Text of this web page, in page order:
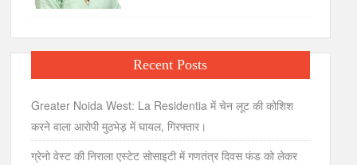
Recent Posts
Greater Noida West: La Residentia में चेन लूट की कोशिश
करने वाला आरोपी मुठभेड़ में घायल, गिरफ्तार।
ग्रेनो वेस्ट की निराला एस्टेट सोसाइटी में गणतंत्र दिवस फंड को लेकर